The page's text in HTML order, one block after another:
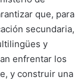
que, para
secundaria,
y
enfrentar los
y construir una